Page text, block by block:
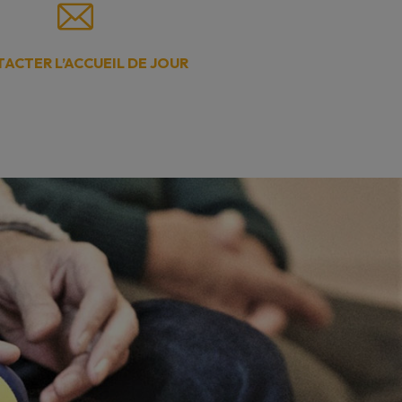
L’ACCUEIL DE JOUR